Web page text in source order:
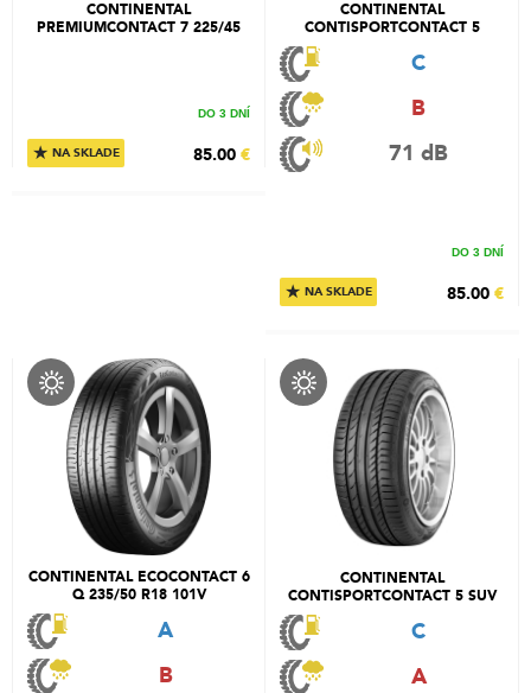
CONTINENTAL
PREMIUMCONTACT 7 225/45
★ NA SKLADE
DO 3 DNÍ
85.00 €
CONTINENTAL
CONTISPORTCONTACT 5
C
B
71 dB
★ NA SKLADE
DO 3 DNÍ
85.00 €
CONTINENTAL ECOCONTACT 6
Q 235/50 R18 101V
A
B
CONTINENTAL
CONTISPORTCONTACT 5 SUV
C
A